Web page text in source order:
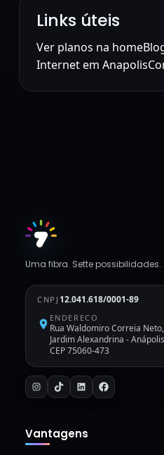
Links úteis
Ver planos na home
Internet em Anapolis
Uma fibra. Sette possibilidades.
CNPJ 12.041.618/0001-89
ENDERECO
Rua Waldomiro Correia
Jardim Alexandrina -
CEP 75060-473
Vantagens